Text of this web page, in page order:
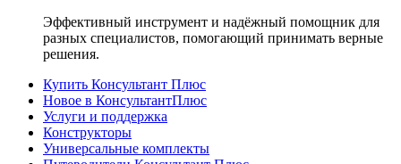
Эффективный инструмент и надёжный помощник для
разных специалистов, помогающий принимать верные
решения.
Купить Консультант Плюс
Новое в КонсультантПлюс
Услуги и поддержка
Конструкторы
Универсальные комплекты